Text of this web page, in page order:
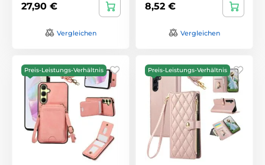
27,90 €
Vergleichen
8,52 €
Vergleichen
Preis-Leistungs-Verhältnis Preis-Leistungs-Verhältnis